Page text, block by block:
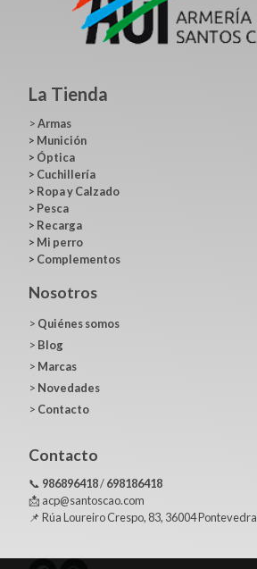
La Tienda
>Armas
> Munición
> Óptica
> Cuchillería
> Ropa y Calzado
> Pesca
> Recarga
> Mi perro
> Complementos
Nosotros
> Quiénes somos
> Blog
> Marcas
> Novedades
> Contacto
Contacto
📞 986896418/698186418
📩 acp@santoscao.com
📌 Rúa Loureiro Crespo, 83, 36004 Pontevedra